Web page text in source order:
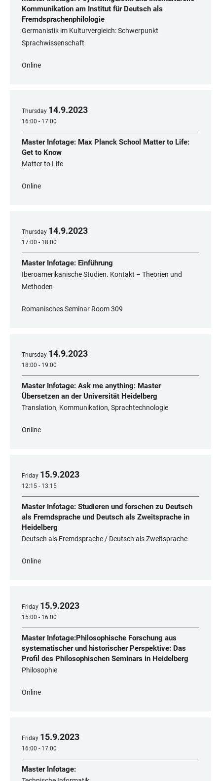
Kommunikation am Institut für Deutsch als
Fremdsprachenphilologie
Germanistik im Kulturvergleich: Schwerpunkt
Sprachwissenschaft
Online
Thursday 14.9.2023
16:00 - 17:00
Master Infotage: Max Planck School Matter to Life:
Get to Know
Matter to Life
Online
Thursday 14.9.2023
17:00 - 18:00
Master Infotage: Einführung
Iberoamerikanische Studien. Kontakt – Theorien und
Methoden
Romanisches Seminar Room 309
Thursday 14.9.2023
18:00 - 19:00
Master Infotage: Ask me anything: Master
Übersetzen an der Universität Heidelberg
Translation, Kommunikation, Sprachtechnologie
Online
Friday 15.9.2023
12:15 - 13:15
Master Infotage: Studieren und forschen zu Deutsch
als Fremdsprache und Deutsch als Zweitsprache in
Heidelberg
Deutsch als Fremdsprache / Deutsch als Zweitsprache
Online
Friday 15.9.2023
15:00 - 16:00
Master Infotage:Philosophische Forschung aus
systematischer und historischer Perspektive: Das
Profil des Philosophischen Seminars in Heidelberg
Philosophie
Online
Friday 15.9.2023
16:00 - 17:00
Master Infotage: